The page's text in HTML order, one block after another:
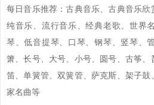
每日音乐推荐：古典音乐、古典音乐欣
纯音乐、流行音乐、经典老歌、世界
琴、低音提琴、口琴、钢琴、竖琴、
箫、长号、大号、小号、圆号、古筝
笛、单簧管、双簧管、萨克斯、架子
家名曲等